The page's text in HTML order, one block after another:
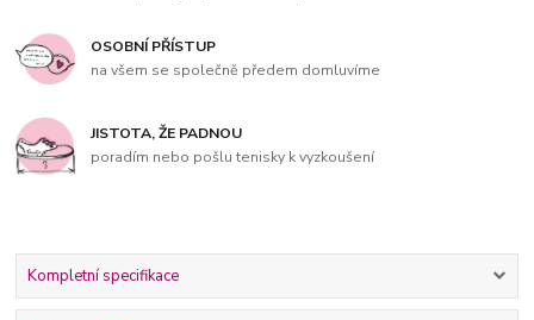
OSOBNÍ PŘÍSTUP
na všem se společně předem domluvíme
JISTOTA, ŽE PADNOU
poradím nebo pošlu tenisky k vyzkoušení
Kompletní specifikace